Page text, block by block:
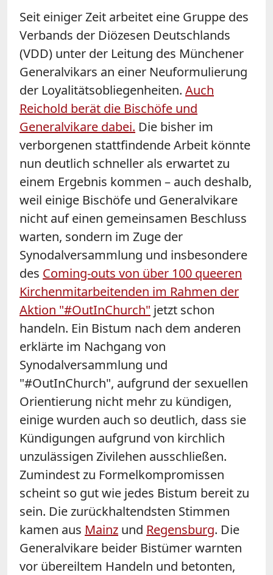
Seit einiger Zeit arbeitet eine Gruppe des
Verbands der Diözesen Deutschlands
(VDD) unter der Leitung des Münchener
Generalvikars an einer Neuformulierung
der Loyalitätsobliegenheiten. Auch
Reichold berät die Bischöfe und
Generalvikare dabei. Die bisher im
verborgenen stattfindende Arbeit könnte
nun deutlich schneller als erwartet zu
einem Ergebnis kommen – auch deshalb,
weil einige Bischöfe und Generalvikare
nicht auf einen gemeinsamen Beschluss
warten, sondern im Zuge der
Synodalversammlung und insbesondere
des Coming-outs von über 100 queeren
Kirchenmitarbeitenden im Rahmen der
Aktion "#OutInChurch" jetzt schon
handeln. Ein Bistum nach dem anderen
erklärte im Nachgang von
Synodalversammlung und
"#OutInChurch", aufgrund der sexuellen
Orientierung nicht mehr zu kündigen,
einige wurden auch so deutlich, dass sie
Kündigungen aufgrund von kirchlich
unzulässigen Zivilehen ausschließen.
Zumindest zu Formelkompromissen
scheint so gut wie jedes Bistum bereit zu
sein. Die zurückhaltendsten Stimmen
kamen aus Mainz und Regensburg. Die
Generalvikare beider Bistümer warnten
vor übereiltem Handeln und betonten,